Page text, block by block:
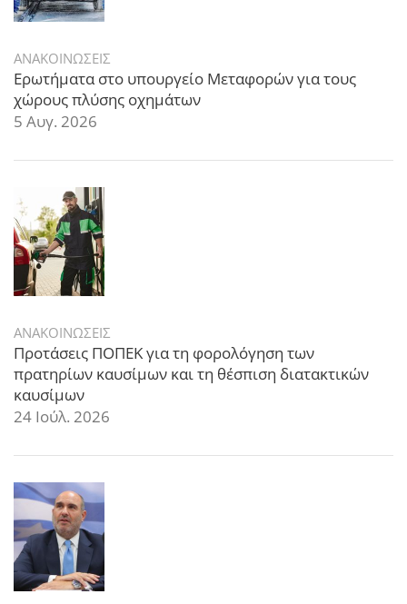
ΑΝΑΚΟΙΝΩΣΕΙΣ
Ερωτήματα στο υπουργείο Μεταφορών για τους
χώρους πλύσης οχημάτων
5 Αυγ. 2026
ΑΝΑΚΟΙΝΩΣΕΙΣ
Προτάσεις ΠΟΠΕΚ για τη φορολόγηση των
πρατηρίων καυσίμων και τη θέσπιση διατακτικών
καυσίμων
24 Ιούλ. 2026